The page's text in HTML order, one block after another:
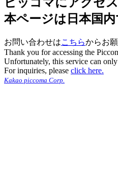
本ページは日本国
お問い合わせはこちらからお
Thank you for accessing the
Unfortunately, this service can
For inquiries, please click here.
Kakao piccoma Corp.